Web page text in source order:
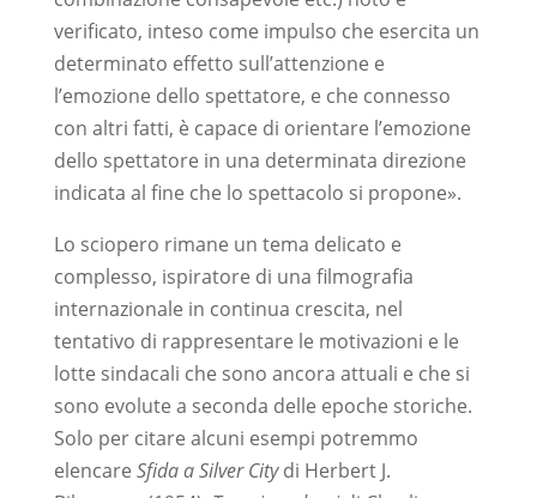
verificato, inteso come impulso che esercita un
determinato effetto sull’attenzione e
l’emozione dello spettatore, e che connesso
con altri fatti, è capace di orientare l’emozione
dello spettatore in una determinata direzione
indicata al fine che lo spettacolo si propone».
Lo sciopero rimane un tema delicato e
complesso, ispiratore di una filmografia
internazionale in continua crescita, nel
tentativo di rappresentare le motivazioni e le
lotte sindacali che sono ancora attuali e che si
sono evolute a seconda delle epoche storiche.
Solo per citare alcuni esempi potremmo
elencare Sfida a Silver Citydi Herbert J.